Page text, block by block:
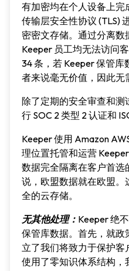
有加密均在个人设备上完
传输层安全性协议 (TLS)
密密文存储。通过分离
Keeper 员工均无法访问
34 条，若 Keeper 保管
者来说毫无价值，因此无
除了定期的安全审查和
行 SOC 2 类型 2 认证和
Keeper 使用 Amazon
理位置托管和运营
数据完全隔离在客户首
说，欧盟数据就在欧盟
全的云存储。
无其他处理： Keeper 绝
保管库数据。首先，就政
立了我们将致力于保护
使用了零知识体系结构